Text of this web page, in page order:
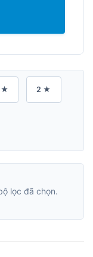
★ 2 ★
lọc đã chọn.